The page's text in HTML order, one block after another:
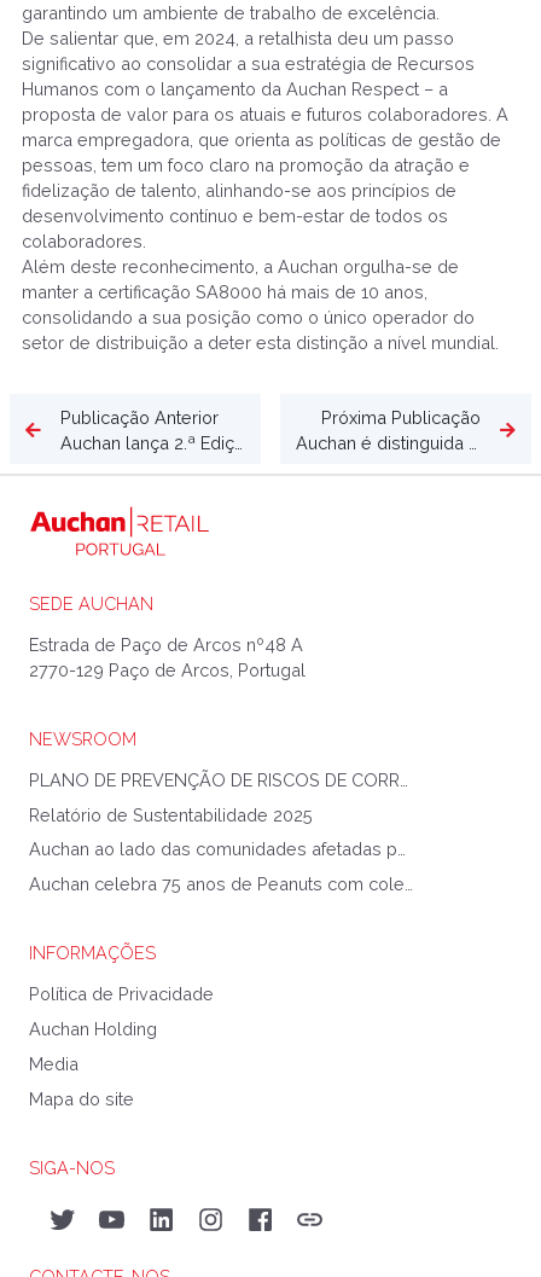
garantindo um ambiente de trabalho de excelência.
De salientar que, em 2024, a retalhista deu um passo
significativo ao consolidar a sua estratégia de Recursos
Humanos com o lançamento da Auchan Respect – a
proposta de valor para os atuais e futuros colaboradores. A
marca empregadora, que orienta as políticas de gestão de
pessoas, tem um foco claro na promoção da atração e
fidelização de talento, alinhando-se aos princípios de
desenvolvimento contínuo e bem-estar de todos os
colaboradores.
Além deste reconhecimento, a Auchan orgulha-se de
manter a certificação SA8000 há mais de 10 anos,
consolidando a sua posição como o único operador do
setor de distribuição a deter esta distinção a nível mundial.
Publicação Anterior
Próxima Publicação
SEDE AUCHAN
Estrada de Paço de Arcos nº48 A
2770-129 Paço de Arcos, Portugal
NEWSROOM
Relatório de Sustentabilidade 2025
INFORMAÇÕES
Política de Privacidade
Auchan Holding
Media
Mapa do site
SIGA-NOS
TwitterYouTubeLinkedInInstagramFacebookAuchan&eu